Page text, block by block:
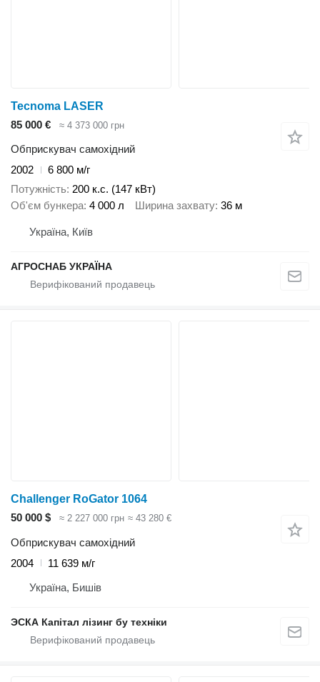
Tecnoma LASER
85 000 €
≈ 4 373 000 грн
Обприскувач самохідний
2002
6 800 м/г
Потужність 200 к.с. (147 кВт)
Об'єм бункера 4 000 л Ширина захвату 36 м
Україна, Київ
АГРОСНАБ УКРАЇНА
Challenger RoGator 1064
50 000 $
≈ 2 227 000 грн ≈ 43 280 €
Обприскувач самохідний
2004
11 639 м/г
Україна, Бишів
ЭСКА Капітал лізинг бу техніки